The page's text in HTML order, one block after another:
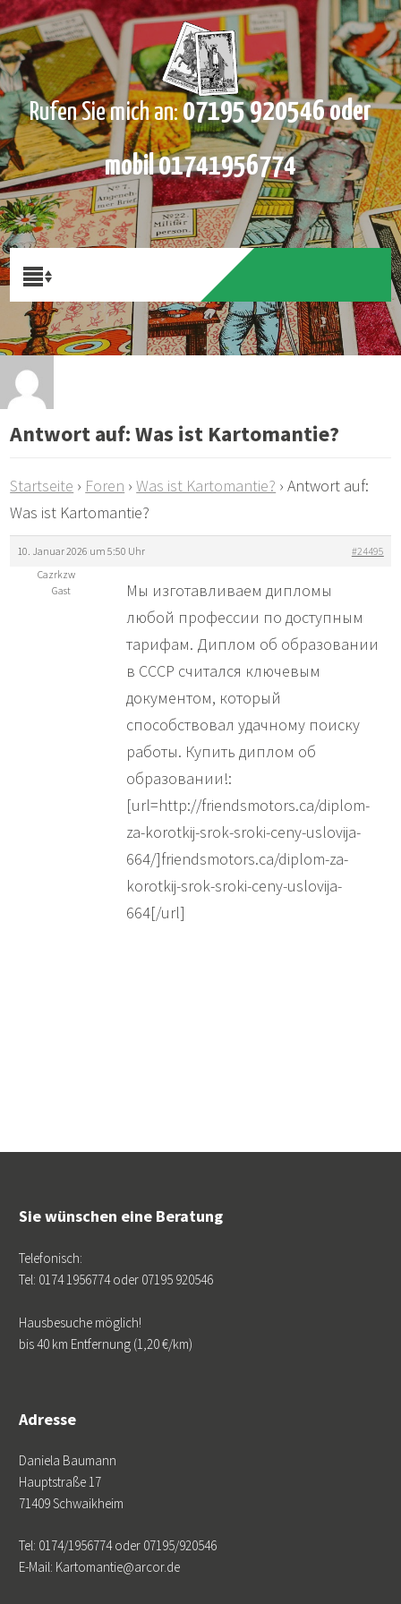
Rufen Sie mich an:07195 920546 oder
mobil 01741956774
Antwort auf: Was ist Kartomantie?
Startseite › Foren › Was ist Kartomantie? › Antwort auf:
Was ist Kartomantie?
10. Januar 2026 um 5:50 Uhr
#24495
Cazrkzw
Gast
Мы изготавливаем дипломы
любой профессии по доступным
тарифам. Диплом об образовании
в СССР считался ключевым
документом, который
способствовал удачному поиску
работы. Купить диплом об
образовании!:
[url=http://friendsmotors.ca/diplom-
za-korotkij-srok-sroki-ceny-uslovija-
664/]friendsmotors.ca/diplom-za-
korotkij-srok-sroki-ceny-uslovija-
664[/url]
Sie wünschen eine Beratung
Telefonisch:
Tel: 0174 1956774 oder 07195 920546
Hausbesuche möglich!
bis 40 km Entfernung (1,20 €/km)
Adresse
Daniela Baumann
Hauptstraße 17
71409 Schwaikheim
Tel: 0174/1956774 oder 07195/920546
E-Mail: Kartomantie@arcor.de